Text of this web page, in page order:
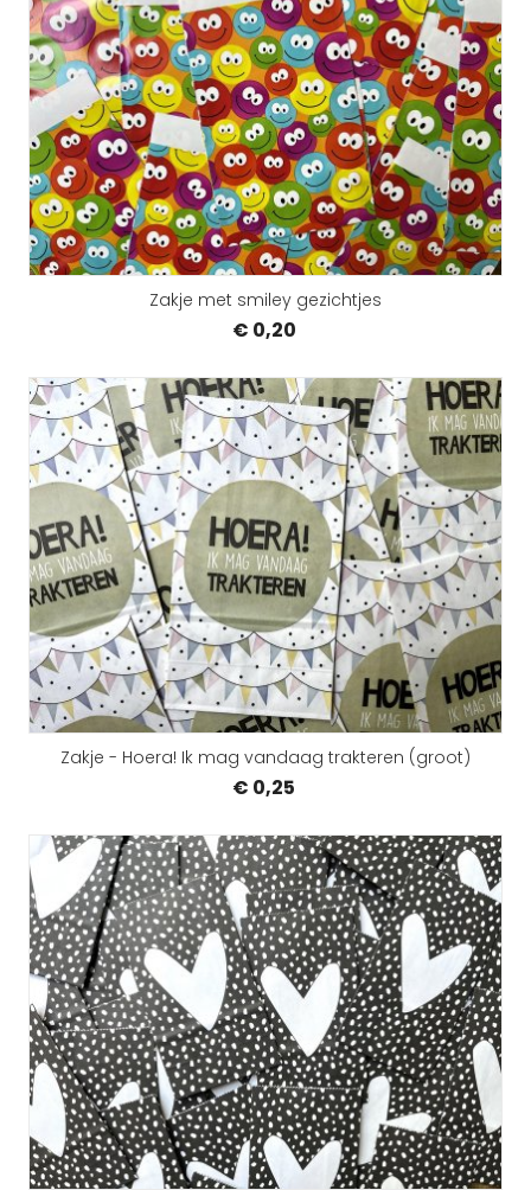
Zakje met smiley gezichtjes
€ 0,20
Zakje - Hoera! Ik mag vandaag trakteren (groot)
€ 0,25